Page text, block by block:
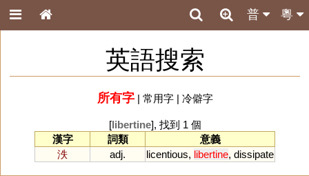
粵
普
英語搜索
所有字| 常用字| 冷僻字
[libertine], 找到 1 個
漢字
詞類
意義
泆
adj. licentious, libertine, dissipate